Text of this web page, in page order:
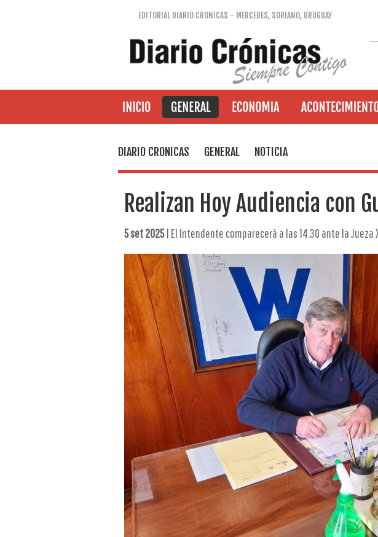
EDITORIAL DIARIO CRONICAS - MERCEDES, SORIANO, URUGUAY
DIARIO CRONICAS GENERAL NOTICIA
Realizan Hoy Audiencia con
5 set 2025| El Intendente comparecerá a las 14.30 ante la Jueza